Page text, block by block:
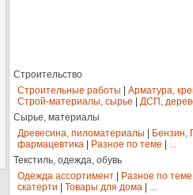
Строительство
Строительные работы
Арматура,
Строй-материалы, сырье
ДСП,
Сырье, материалы
Древесина, пиломатериалы
Бензин,
фармацевтика
Разное по теме
...
Текстиль, одежда, обувь
Одежда ассортимент
Разное по теме
скатерти
Товары для дома ...